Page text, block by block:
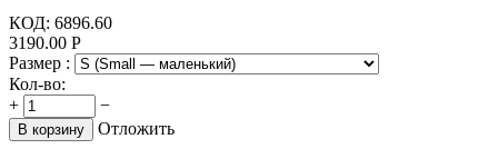
КОД: 6896.60
3190.00 Р
Размер :
Кол-во:
+
−
В корзину Отложить